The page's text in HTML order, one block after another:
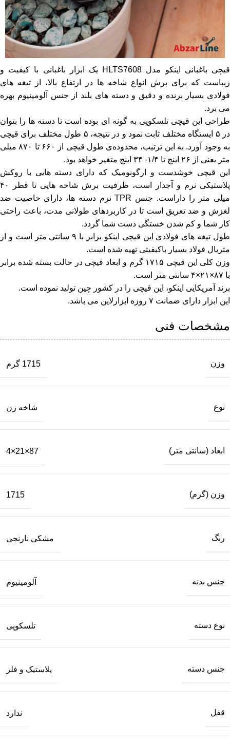
قیچی باغبانی اینکو مدل HLTS7608 یک ابزار باغبانی با کیفیت و
زیباست که برای برش انواع شاخه ها در ارتفاع بالا، از تیغه های
فولادی بسیار برنده و دقیق و دسته های بلند از جنس آلومینیوم بهره
می برد.
طراحی این قیچی تلسکوپی به گونه ای بوده است تا دسته ها را بتوان
در ۵ ایستگاه مختلف ثابت نمود و در نتیجه، ۵ طول مختلف برای قیچی
به وجود آورد. به این ترتیب، محدوده‌ی طول قیچی از ۶۶۰ تا ۸۷۰ میلی
متر یعنی از ۲۶ اینچ تا ۱/۴- ۳۴ اینچ متغیر خواهد بود.
این قیچی خوشدست و ارگونومیک که دارای دسته هایی با روکش
پلاستیکی نرم و آجدار است، ظرفیت برش شاخه هایی تا قطر ۴۰
میلی متر را داراست. جنس TPR نرم دسته ها، دارای خاصیت ضد
لغزش و ضد تعریق است تا در کاربردهای طولانی مدت، باعث راحتی
کار شما و کم شدن خستگی دست شما گردد.
طول تیغه های فولادی این قیچی اینکو برابر با ۹ سانتی متر است و از
متریال فولاد بسیار باکیفیتی تهیه شده است.
وزن کلی این قیچی ۱۷۱۵ گرم و ابعاد قیچی در حالت بسته شده برابر
با ۸۷×۲۱×۴ سانتی متر است.
برند آمریکایی اینکو، این قیچی را در کشور چین تولید نموده است.
این ابزار دارای ضمانت ۷ روزه ابزارلاین می باشد.
مشخصات فنی
وزن 1715 گرم
نوع شاخه زن
ابعاد (سانتی متر) 87×21×4
وزن (گرم) 1715
رنگ مشکی نارنجی
جنس بدنه آلومینیوم
نوع دسته تلسکوپی
جنس دسته پلاستیک و فلز
قفل ندارد